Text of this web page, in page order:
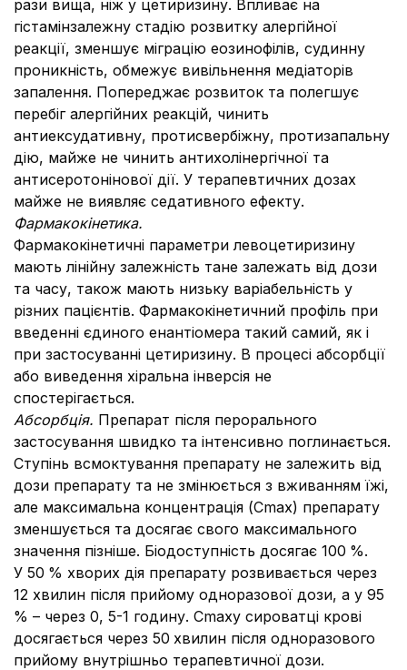
рази вища, ніж у цетиризину. Впливає на
гістамінзалежну стадію розвитку алергійної
реакції, зменшує міграцію еозинофілів, судинну
проникність, обмежує вивільнення медіаторів
запалення. Попереджає розвиток та полегшує
перебіг алергійних реакцій, чинить
антиексудативну, протисвербіжну, протизапальну
дію, майже не чинить антихолінергічної та
антисеротонінової дії. У терапевтичних дозах
майже не виявляє седативного ефекту.
Фармакокінетика.
Фармакокінетичні параметри левоцетиризину
мають лінійну залежність тане залежать від дози
та часу, також мають низьку варіабельність у
різних пацієнтів. Фармакокінетичний профіль при
введенні єдиного енантіомера такий самий, як і
при застосуванні цетиризину. В процесі абсорбції
або виведення хіральна інверсія не
спостерігається.
Абсорбція. Препарат після перорального
застосування швидко та інтенсивно поглинається.
Ступінь всмоктування препарату не залежить від
дози препарату та не змінюється з вживанням їжі,
але максимальна концентрація (Сmax) препарату
зменшується та досягає свого максимального
значення пізніше. Біодоступність досягає 100 %.
У 50 % хворих дія препарату розвивається через
12 хвилин після прийому одноразової дози, а у 95
% – через 0, 5-1 годину. Сmаху сироватці крові
досягається через 50 хвилин після одноразового
прийому внутрішньо терапевтичної дози.